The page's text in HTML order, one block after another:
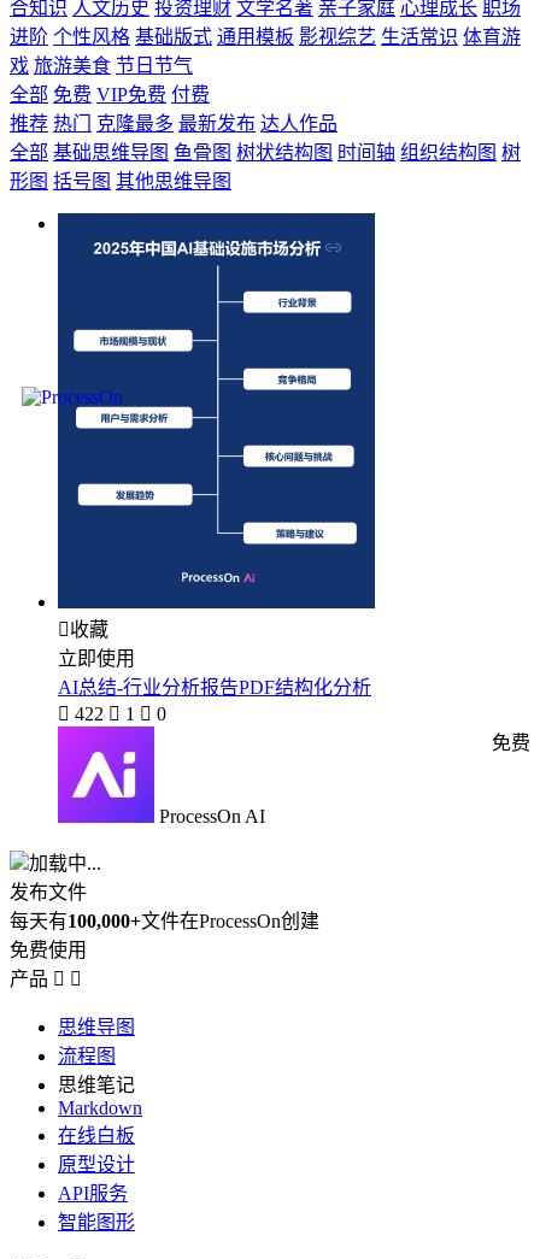
合知识 人文历史 投资理财 文学名著 亲子家庭 心理成长 职场
进阶 个性风格 基础版式 通用模板 影视综艺 生活常识 体育游
戏 旅游美食 节日节气
全部 免费 VIP免费 付费
推荐 热门 克隆最多 最新发布 达人作品
全部 基础思维导图 鱼骨图 树状结构图 时间轴 组织结构图 树
形图 括号图 其他思维导图
收藏
立即使用
AI总结-行业分析报告PDF结构化分析
 422  1  0
ProcessOn AI
免费
加载中...
发布文件
每天有100,000+文件在ProcessOn创建
免费使用
产品  
思维导图
流程图
思维笔记
Markdown
在线白板
原型设计
API服务
智能图形